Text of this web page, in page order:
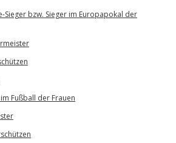
Sieger bzw. Sieger im Europapokal der
Fußball der Frauen